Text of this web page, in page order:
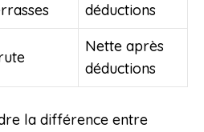
déductions
Nette après
déductions
la différence entre